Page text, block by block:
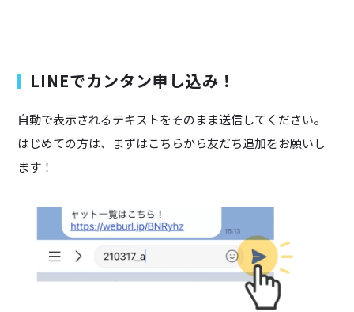
LINEでカンタン申し込み！
自動で表示されるテキストをそのまま送信してください。
はじめての方は、まずはこちらから友だち追加をお願いし
ます！